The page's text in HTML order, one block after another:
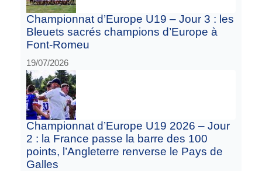
Championnat d’Europe U19 – Jour 3 : les
Bleuets sacrés champions d’Europe à
Font-Romeu
19/07/2026
Championnat d’Europe U19 2026 – Jour
2 : la France passe la barre des 100
points, l’Angleterre renverse le Pays de
Galles